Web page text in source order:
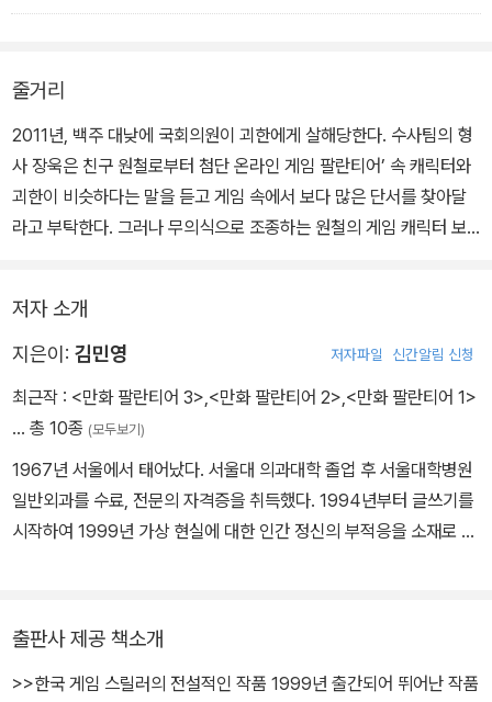
으로부터 강압적 수사를 받고, 결국 수사팀에서 제외되고 만다. 그와
중에 원철은 '팔란티어' 안에서 우연히 괴한의 흔적을 발견하고, 수사
는 새로운 국면을 맞이한다.
감각 제어에 브루이넨의 날이 저물어 자동으로 접속이 해제될 즈음엔
줄거리
2011년, 백주 대낮에 국회의원이 괴한에게 살해당한다. 수사팀의 형
사 장욱은 친구 원철로부터 첨단 온라인 게임 팔란티어’ 속 캐릭터와
괴한이 비슷하다는 말을 듣고 게임 속에서 보다 많은 단서를 찾아달
라고 부탁한다. 그러나 무의식으로 조종하는 원철의 게임 캐릭터 보
돌려 조사하는 등 동분서주하지만 오히려 의문의 세력으로부터 강압
적 수사 압력을 받고 수사팀에서 제외되고 만다. 그 와중에 원철은 '팔
을 맞이한다. 과연 살인 사건과 온라인 게임은 연관된 것인가?
저자 소개
지은이: 김민영 저자파일 신간알림 신청
최근작 : <만화 팔란티어 3>,<만화 팔란티어 2>,<만화 팔란티어 1>
… 총 10종 (모두보기)
1967년 서울에서 태어났다. 서울대 의과대학 졸업 후 서울대학병원
일반외과를 수료, 전문의 자격증을 취득했다. 1994년부터 글쓰기를
시작하여 1999년 가상 현실에 대한 인간 정신의 부적응을 소재로 한
출판사 제공 책소개
>>한국 게임 스릴러의 전설적인 작품 1999년 출간되어 뛰어난 작품